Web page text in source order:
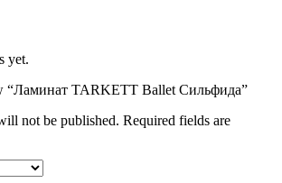
yet.
“Ламинат TARKETT Ballet Сильфида”
not be published. Required fields are